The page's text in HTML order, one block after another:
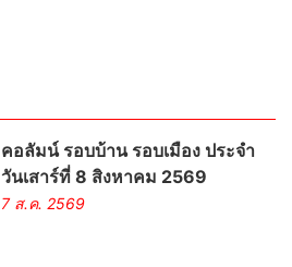
คอลัมน์ รอบบ้าน รอบเมือง ประจำ
วันเสาร์ที่ 8 สิงหาคม 2569
7 ส.ค. 2569